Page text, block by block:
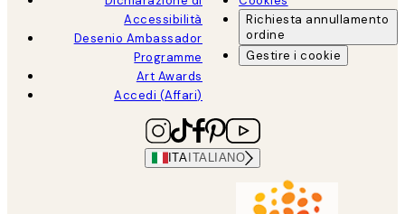
Accessibilità
Desenio Ambassador
Programme
Art Awards
Accedi (Affari)
Richiesta annullamento
ordine
Gestire i cookie
ITA ITALIANO